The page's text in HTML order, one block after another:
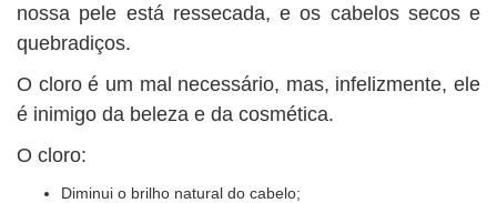
nossa pele está ressecada, e os cabelos secos e
quebradiços.
O cloro é um mal necessário, mas, infelizmente, ele
é inimigo da beleza e da cosmética.
O cloro:
Diminui o brilho natural do cabelo;